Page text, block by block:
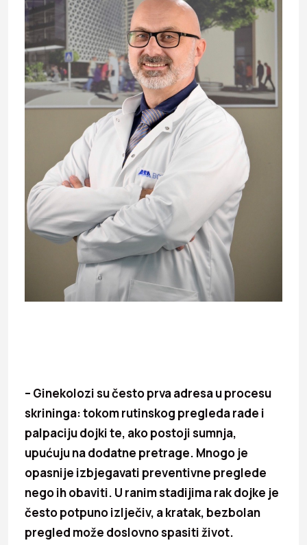
– Ginekolozi su često prva adresa u procesu
skrininga: tokom rutinskog pregleda rade i
palpaciju dojki te, ako postoji sumnja,
upućuju na dodatne pretrage. Mnogo je
opasnije izbjegavati preventivne preglede
nego ih obaviti. U ranim stadijima rak dojke je
često potpuno izlječiv, a kratak, bezbolan
pregled može doslovno spasiti život.